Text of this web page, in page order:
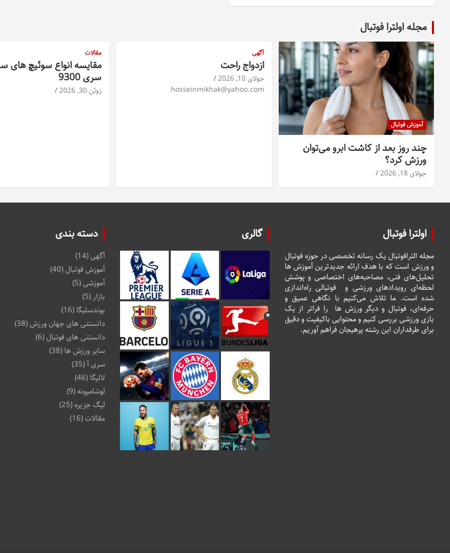
مجله اولترا فوتبال
آموزش فوتبال
چند روز بعد از کاشت ابرو می‌توان
ورزش کرد؟
جولای 18, 2026
آگهی
ازدواج راحت
جولای 10, 2026
hosseinmikhak@yahoo.com
مقالات
مقایسه انواع سوئیچ های
سری 9300
ژوئن 30, 2026
اولترا فوتبال
مجله الترافوتبال یک رسانه تخصصی در حوزه فوتبال
و ورزش است که با هدف ارائه جدیدترین آموزش ها
تحلیل‌های فنی، مصاحبه‌های اختصاصی و پوشش
لحظه‌ای رویدادهای ورزشی و فوتبالی راه‌اندازی
شده است. ما تلاش می‌کنیم با نگاهی عمیق و
حرفه‌ای، فوتبال و دیگر ورزش ها را فراتر از یک
بازی ورزشی بررسی کنیم و محتوایی باکیفیت و دقیق
برای طرفداران این رشته پرهیجان فراهم آوریم.
گالری دسته بندی
آگهی(14)
آموزش فوتبال (40)
آموزشی(5)
بازار (5)
بوندسلیگا (16)
دانستنی های جهان ورزش(38)
دانستنی های فوتبال (6)
سایر ورزش ها (38)
سری آ(35)
لالیگا (46)
لوشامپونه(9)
لیگ جزیره (25)
مقالات(16)